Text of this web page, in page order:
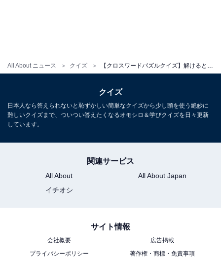
All About ニュース クイズ
クイズ
日本人なら答えられないと恥ずかしい簡単なクイズから少し頭を使う絶妙に
難しいクイズまで、ついつい答えたくなるオモシロ＆学びクイズを日々更新
しています。
関連サービス
All About
All About Japan
イチオシ
サイト情報
会社概要
広告掲載
プライバシーポリシー
著作権・商標・免責事項